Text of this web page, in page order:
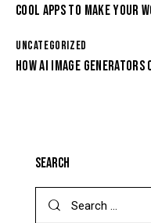
COOL APPS TO MAKE YOUR
UNCATEGORIZED
HOW AI IMAGE GENERATORS
SEARCH